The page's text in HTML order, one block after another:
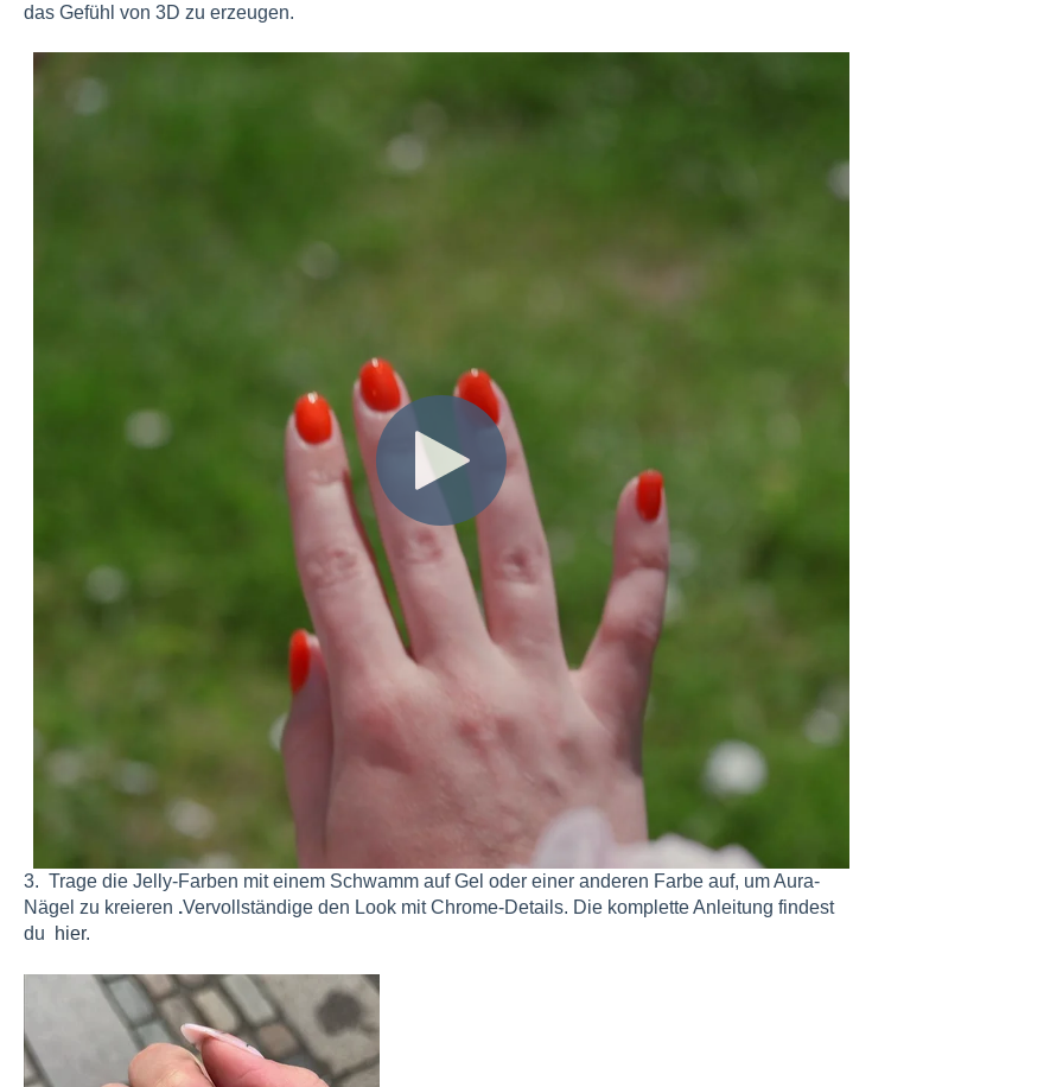
das Gefühl von 3D zu erzeugen.
3. Trage die Jelly-Farben mit einem Schwamm auf Gel oder einer anderen Farbe auf, um Aura-
Nägel zu kreieren .Vervollständige den Look mit Chrome-Details. Die komplette Anleitung findest
du
hier.